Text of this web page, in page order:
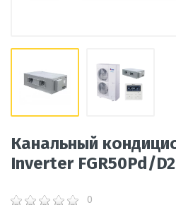
Канальный
Inverter FGR50Pd/
0